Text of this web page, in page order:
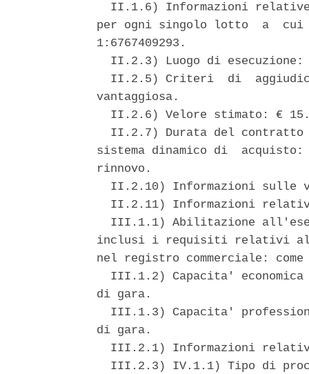
II.1.6) Informazioni
per ogni singolo lotto  a
1:6767409293.
II.2.3) Luogo di
II.2.5) Criteri  di
vantaggiosa.
II.2.6) Velore stimato: €
II.2.7) Durata del
sistema dinamico di
rinnovo.
II.2.10) Informazioni sulle
II.2.11) Informazioni
III.1.1) Abilitazione
inclusi i requisiti relativi
nel registro commerciale:
III.1.2) Capacita'
di gara.
III.1.3) Capacita'
di gara.
III.2.1) Informazioni
III.2.3) IV.1.1) Tipo di